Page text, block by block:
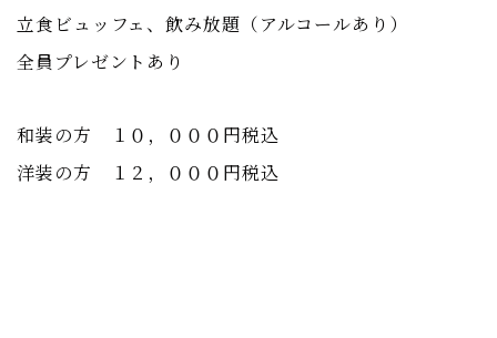
立食ビュッフェ、飲み放題（アルコールあり）
全員プレゼントあり
和装の方 １０，０００円税込
洋装の方 １２，０００円税込